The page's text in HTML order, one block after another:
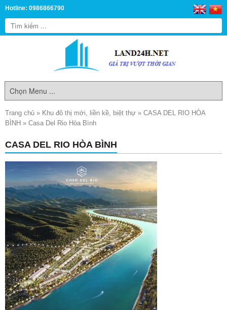
Hotline: 0986866790
Trang chủ » Khu đô thị mới, liền kề, biệt thự » CASA DEL RIO HÒA
BÌNH » Casa Del Rio Hòa Bình
CASA DEL RIO HÒA BÌNH